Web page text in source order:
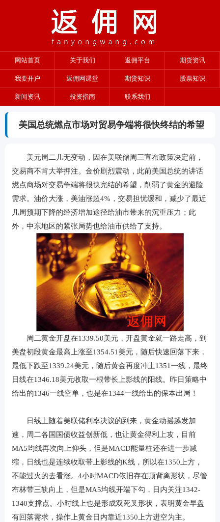
网站首页 关于我们 返佣平台 期货资讯
我要开户 返佣网课堂 期货知识 股票知识
新闻资讯 投资指南 联系我们
美国总统燃点市场对贸易争端将很快终结的希望
美元周二几无变动，因在美联储周三宣布政策决定前，
交易商不肯大举押注。金价剧烈震动，此前美国总统的讲话
燃点商场对交易争端将很快完结的希望，削弱了黄金的避险
需求。油价大涨，美油涨超4%，交易担忧缓和，减少了最近
几周预期下降的经济增加途径给油市带来的沉重压力；此
外，中东地区的紧张局势也给油市供给了支持。
周二黄金开盘在1339.50美元，开盘黄金就一路走高，到
美盘初段黄金最高上涨至1354.51美元，随后快速回落下来，
最低下跌至1339.24美元，随后黄金再度冲上1351一线，最终
日线在1346.18美元收取一根带长上影线的阳线。昨日策略中
给出的1346一线空单，也是在1344一线给出的保本出局！
日线上随着美联储利率决议的到来，黄金动摇越发加
速，周二各国国债收益创新低，也让黄金得利上攻，目前
MA5均线再次向上仰头，但是MACD能量柱还在进一步减
缩，日线也是连续收取带上影线的K线，所以在1350上方，
不能过火的去看涨。4小时MACD依旧存在顶背离形状，尽管
布林带三轨向上，但是MA5均线开端下勾，日内关注1342-
1340支撑点。小时线上也是形成双死叉形状，表明黄金早盘
有回落需求，操作上黄金日内靠近1350上方进空为主。